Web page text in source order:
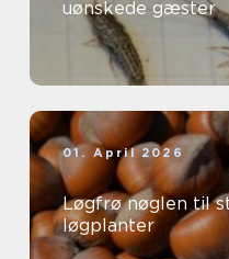
uønskede gæster
01. April 2026
Løgfrø nøglen til stærke og sunde
løgplanter